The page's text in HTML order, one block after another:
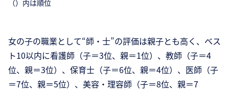
（）内は順位
女の子の職業として“師・士”の評価は親子とも高く、ベス
ト10以内に看護師（子＝3位、親＝1位）、教師（子＝4
位、親＝3位）、保育士（子＝6位、親＝4位）、医師（子
＝7位、親＝5位）、美容・理容師（子＝8位、親＝7